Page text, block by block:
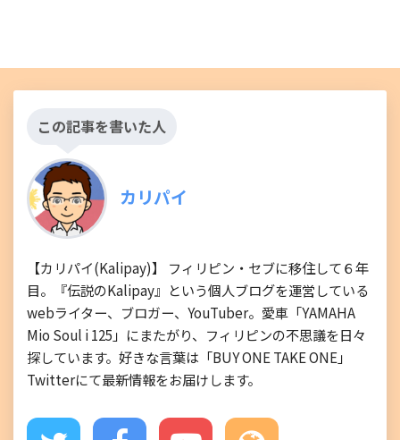
この記事を書いた人
カリパイ
【カリパイ(Kalipay)】 フィリピン・セブに移住して６年
目。『伝説のKalipay』という個人ブログを運営している
webライター、ブロガー、YouTuber。愛車「YAMAHA
Mio Soul i 125」にまたがり、フィリピンの不思議を日々
探しています。好きな言葉は「BUY ONE TAKE ONE」
Twitterにて最新情報をお届けします。